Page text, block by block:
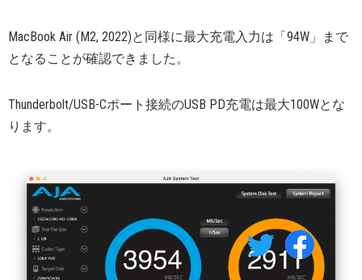
MacBook Air (M2, 2022)と同様に最大充電入力は「94W」まで
となることが確認できました。
Thunderbolt/USB-Cポート接続のUSB PD充電は最大100Wとな
ります。